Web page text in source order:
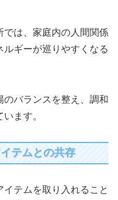
では、家庭内の人間関係
ギーが巡りやすくなる
のバランスを整え、調和
ます。
テムとの共存
テムを取り入れること